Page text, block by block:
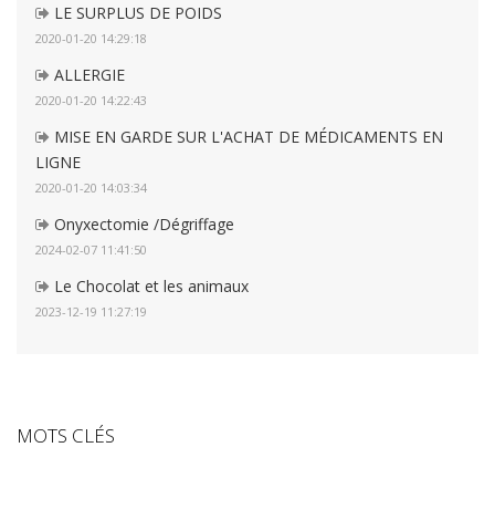
LE SURPLUS DE POIDS
2020-01-20 14:29:18
ALLERGIE
2020-01-20 14:22:43
MISE EN GARDE SUR L'ACHAT DE MÉDICAMENTS EN
LIGNE
2020-01-20 14:03:34
Onyxectomie /Dégriffage
2024-02-07 11:41:50
Le Chocolat et les animaux
2023-12-19 11:27:19
MOTS CLÉS